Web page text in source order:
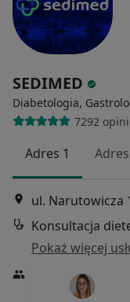
SEDIMED
Diabetologia,
7292
Adres 1
ul. Narutowicza
Konsultacja
Pokaż więcej